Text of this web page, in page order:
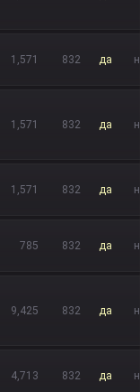
1,571 832 да
1,571 832 да
1,571 832 да
785 832 да
9,425 832 да
4,713 832 да